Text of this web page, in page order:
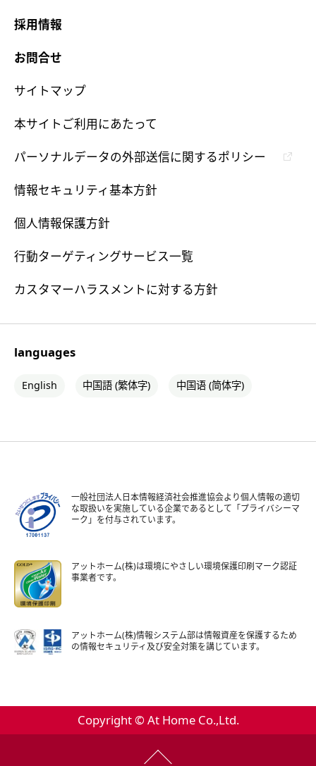
採用情報
お問合せ
サイトマップ
本サイトご利用にあたって
パーソナルデータの外部送信に関するポリシー
情報セキュリティ基本方針
個人情報保護方針
行動ターゲティングサービス一覧
カスタマーハラスメントに対する方針
languages
English 中国語 (繁体字) 中国语 (简体字)
一般社団法人日本情報経済社会推進協会より個人情報の適切
な取扱いを実施している企業であるとして「プライバシーマ
ーク」を付与されています。
アットホーム(株)は環境にやさしい環境保護印刷マーク認証
事業者です。
アットホーム(株)情報システム部は情報資産を保護するため
の情報セキュリティ及び安全対策を講じています。
Copyright © At Home Co.,Ltd.